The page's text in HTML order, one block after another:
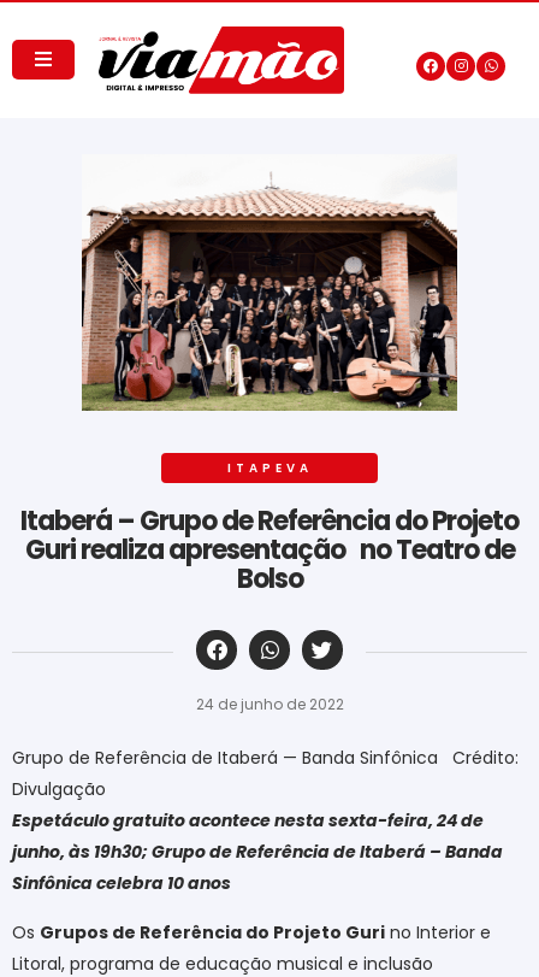
ITAPEVA
Itaberá – Grupo de Referência do Projeto
Guri realiza apresentação no Teatro de
Bolso
‎ ‎ ‎ ‎ ‎ ‎ ‎ ‎ ‎ ‎ ‎ ‎ ‎ ‎ ‎ ‎ ‎ ‎ ‎ ‎ ‎ ‎ ‎ ‎ ‎ ‎ ‎ ‎ ‎ ‎ ‎
24 de junho de 2022
Grupo de Referência de Itaberá — Banda Sinfônica Crédito:
Divulgação
Espetáculo gratuito acontece nesta sexta-feira, 24 de
junho, às 19h30;Grupo de Referência de Itaberá – Banda
Sinfônica celebra 10 anos
Os Grupos de Referência do Projeto Guri no Interior e
Litoral, programa de educação musical e inclusão